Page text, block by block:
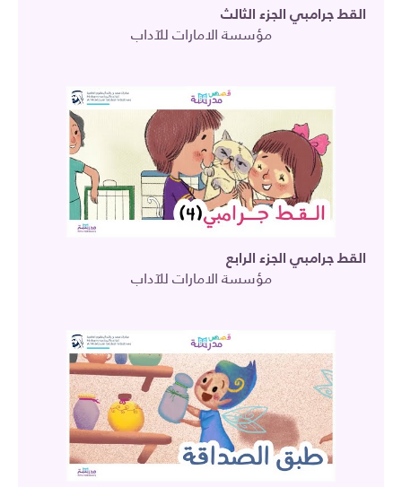
القط جرامبي الجزء الثالث
مؤسسة الامارات للآداب
القط جرامبي الجزء الرابع
مؤسسة الامارات للآداب